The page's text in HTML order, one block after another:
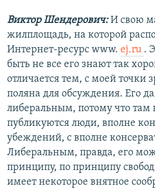
Виктор Шендерович:И свою
жилплощадь, на которой
Интернет-ресурс www. ej.ru .
быть не все его знают так
отличается тем, с моей точки
поляна для обсуждения. Его
либеральным, потому что там
публикуются люди, вполне
убеждений, с вполне
Либеральным, правда, его
принципу, по принципу
имеет некоторое внятное